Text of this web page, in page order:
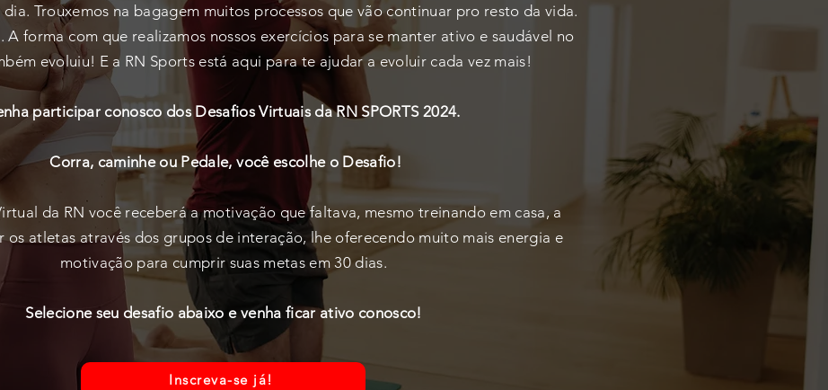
Trouxemos na bagagem muitos processos que vão continuar pro resto da vida.
forma com que realizamos nossos exercícios para se manter ativo e saudável no
evoluiu! E a RN Sports está aqui para te ajudar a evoluir cada vez mais!
participar conosco dos Desafios Virtuais da RN SPORTS 2024.
Corra, caminhe ou Pedale, você escolhe o Desafio!
da RN você receberá a motivação que faltava, mesmo treinando em casa, a
os atletas através dos grupos de interação, lhe oferecendo muito mais energia e
motivação para cumprir suas metas em 30 dias.
Selecione seu desafio abaixo e venha ficar ativo conosco!
Inscreva-se já!